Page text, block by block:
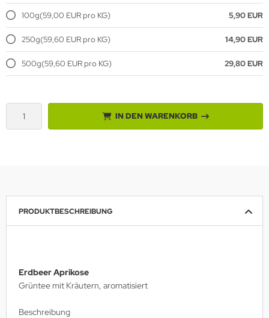
100g(59,00 EUR pro KG) 5,90 EUR
250g(59,60 EUR pro KG) 14,90 EUR
500g(59,60 EUR pro KG) 29,80 EUR
IN DEN WARENKORB
PRODUKTBESCHREIBUNG
Erdbeer Aprikose
Grüntee mit Kräutern, aromatisiert
Beschreibung